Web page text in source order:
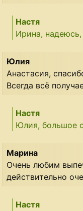
Настя
Ирина, надеюсь,
Юлия
Анастасия,
Всегда всё
Настя
Юлия, большое
Марина
Очень любим
действительно
Настя